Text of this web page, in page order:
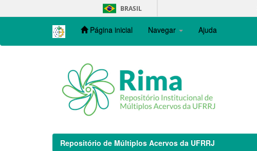
navigation
BRASIL
Página inicial Navegar Ajuda
Repositório de Múltiplos Acervos da UFRRJ